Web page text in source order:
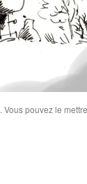
. Vous pouvez le